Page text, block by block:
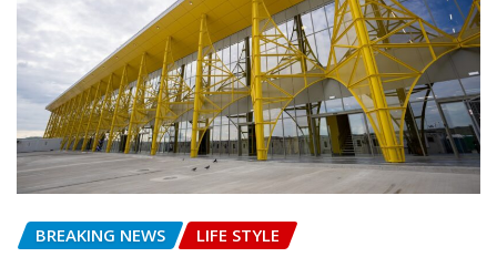
BREAKING NEWS LIFE STYLE